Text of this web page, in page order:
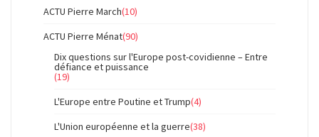
ACTU Pierre March(10)
ACTU Pierre Ménat(90)
Dix questions sur l'Europe post-covidienne – Entre
défiance et puissance
(19)
L'Europe entre Poutine et Trump(4)
L'Union européenne et la guerre(38)